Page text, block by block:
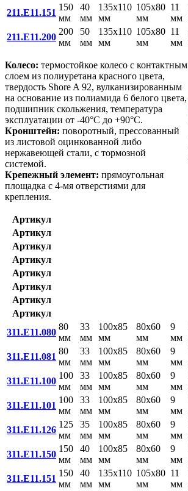
211.E11.151
150
мм
40
мм
135x110
мм
105x80
мм
11
мм
211.E11.200
200
мм
50
мм
135x110
мм
105x80
мм
11
мм
Колесо: термостойкое колесо с контактным
слоем из полиуретана красного цвета,
твердость Shore A 92, вулканизированным
на основание из полиамида 6 белого цвета,
подшипник скольжения, температура
эксплуатации от -40°С до +90°С.
Кронштейн: поворотный, прессованный
из листовой оцинкованной либо
нержавеющей стали, с тормозной
системой.
Крепежный элемент: прямоугольная
площадка с 4-мя отверстиями для
крепления.
Артикул
Артикул
Артикул
Артикул
Артикул
Артикул
Артикул
Артикул
311.E11.080
80
мм
33
мм
100x85
мм
80x60
мм
9
мм
311.E11.081
80
мм
33
мм
100x85
мм
80x60
мм
9
мм
311.E11.100
100
мм
33
мм
100x85
мм
80x60
мм
9
мм
311.E11.101
100
мм
33
мм
100x85
мм
80x60
мм
9
мм
311.E11.126
125
мм
35
мм
100x85
мм
80x60
мм
9
мм
311.E11.150
150
мм
40
мм
100x85
мм
80x60
мм
9
мм
311.E11.151
150
мм
40
мм
135x110
мм
105x80
мм
11
мм